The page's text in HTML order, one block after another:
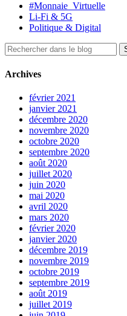
#Monnaie_Virtuelle
Li-Fi & 5G
Politique & Digital
Archives
février 2021
janvier 2021
décembre 2020
novembre 2020
octobre 2020
septembre 2020
août 2020
juillet 2020
juin 2020
mai 2020
avril 2020
mars 2020
février 2020
janvier 2020
décembre 2019
novembre 2019
octobre 2019
septembre 2019
août 2019
juillet 2019